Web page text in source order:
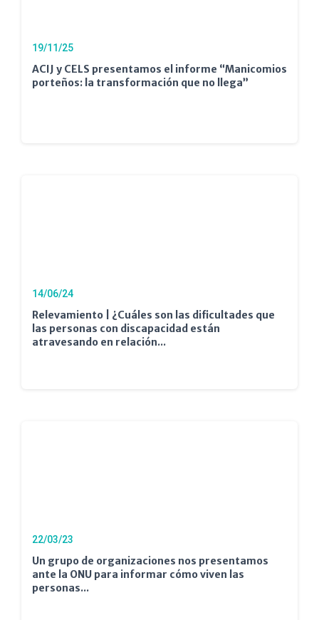
19/11/25
ACIJ y CELS presentamos el informe “Manicomios
porteños: la transformación que no llega”
14/06/24
Relevamiento | ¿Cuáles son las dificultades que
las personas con discapacidad están
atravesando en relación...
22/03/23
Un grupo de organizaciones nos presentamos
ante la ONU para informar cómo viven las
personas...